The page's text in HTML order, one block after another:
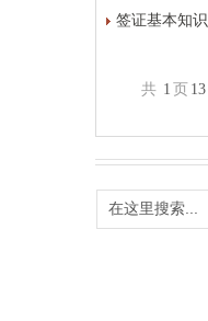
签证基本知识
共 1 页 13